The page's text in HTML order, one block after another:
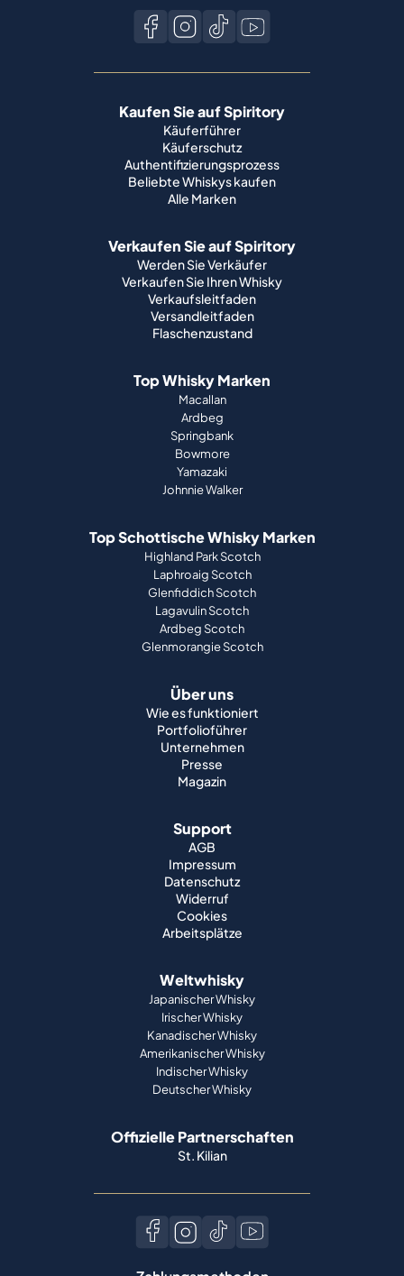
Kaufen Sie auf Spiritory
Käuferführer
Käuferschutz
Authentifizierungsprozess
Beliebte Whiskys kaufen
Alle Marken
Verkaufen Sie auf Spiritory
Werden Sie Verkäufer
Verkaufen Sie Ihren Whisky
Verkaufsleitfaden
Versandleitfaden
Flaschenzustand
Top Whisky Marken
Macallan
Ardbeg
Springbank
Bowmore
Yamazaki
Johnnie Walker
Top Schottische Whisky Marken
Highland Park Scotch
Laphroaig Scotch
Glenfiddich Scotch
Lagavulin Scotch
Ardbeg Scotch
Glenmorangie Scotch
Über uns
Wie es funktioniert
Portfolioführer
Unternehmen
Presse
Magazin
Support
AGB
Impressum
Datenschutz
Widerruf
Cookies
Arbeitsplätze
Weltwhisky
Japanischer Whisky
Irischer Whisky
Kanadischer Whisky
Amerikanischer Whisky
Indischer Whisky
Deutscher Whisky
Offizielle Partnerschaften
St. Kilian